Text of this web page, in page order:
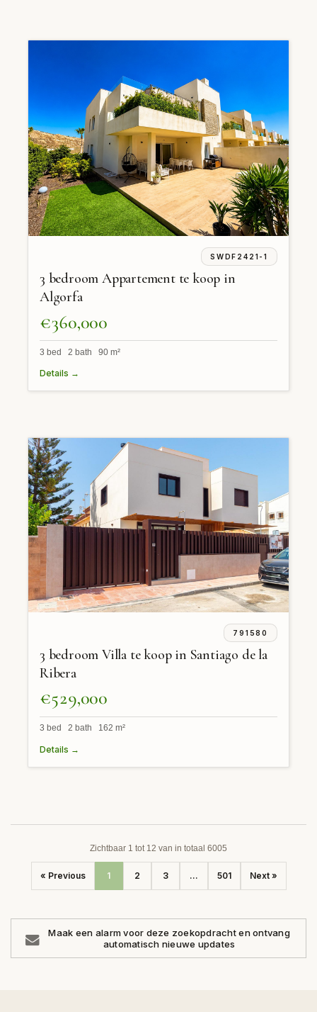
SWDF2421-1
3 bedroom Appartement te koop in
Algorfa
€360,000
3 bed 2 bath 90 m²
Details →
791580
3 bedroom Villa te koop in Santiago de la
Ribera
€529,000
3 bed 2 bath 162 m²
Details →
Zichtbaar 1 tot 12 van in totaal 6005
« Previous 1 2 3 ... 501 Next »
Maak een alarm voor deze zoekopdracht en ontvang
automatisch nieuwe updates